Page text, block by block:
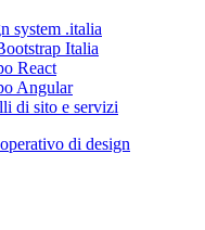
system .italia
Italia
React
Angular
di sito e servizi
di design